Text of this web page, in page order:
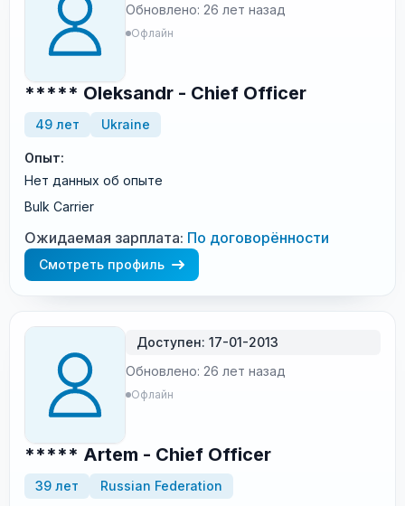
Обновлено: 26 лет назад
Офлайн
***** Oleksandr - Chief Officer
49 лет Ukraine
Опыт:
Нет данных об опыте
Bulk Carrier
Ожидаемая зарплата: По договорённости
Смотреть профиль
Доступен: 17-01-2013
Обновлено: 26 лет назад
Офлайн
***** Artem - Chief Officer
39 лет Russian Federation